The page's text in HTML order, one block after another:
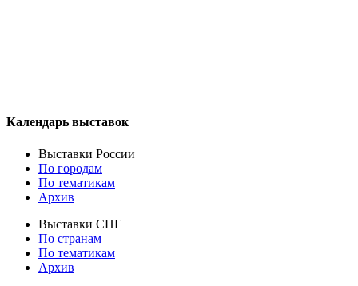
Календарь выставок
Выставки России
По городам
По тематикам
Архив
Выставки СНГ
По странам
По тематикам
Архив